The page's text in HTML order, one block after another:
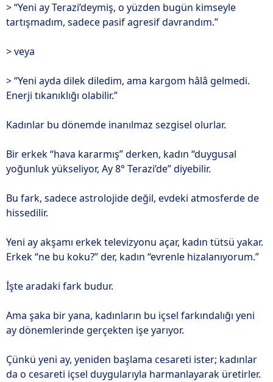
> “Yeni ay Terazi’deymiş, o yüzden bugün kimseyle
tartışmadım, sadece pasif agresif davrandım.”
> veya
> “Yeni ayda dilek diledim, ama kargom hâlâ gelmedi.
Enerji tıkanıklığı olabilir.”
Kadınlar bu dönemde inanılmaz sezgisel olurlar.
Bir erkek “hava kararmış” derken, kadın “duygusal
yoğunluk yükseliyor, Ay 8° Terazi’de” diyebilir.
Bu fark, sadece astrolojide değil, evdeki atmosferde de
hissedilir.
Yeni ay akşamı erkek televizyonu açar, kadın tütsü yakar.
Erkek “ne bu koku?” der, kadın “evrenle hizalanıyorum.”
İşte aradaki fark budur.
Ama şaka bir yana, kadınların bu içsel farkındalığı yeni
ay dönemlerinde gerçekten işe yarıyor.
Çünkü yeni ay, yeniden başlama cesareti ister; kadınlar
da o cesareti içsel duygularıyla harmanlayarak üretirler.